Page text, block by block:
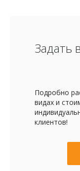
Задать
Подробно
видах и
клиентов!